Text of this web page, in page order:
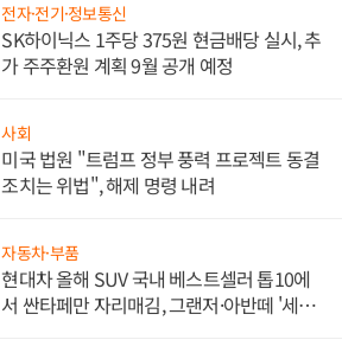
전자·전기·정보통신
SK하이닉스 1주당 375원 현금배당 실시, 추
가 주주환원 계획 9월 공개 예정
사회
미국 법원 "트럼프 정부 풍력 프로젝트 동결
조치는 위법", 해제 명령 내려
자동차·부품
현대차 올해 SUV 국내 베스트셀러 톱10에
서 싼타페만 자리매김, 그랜저·아반떼 '세단